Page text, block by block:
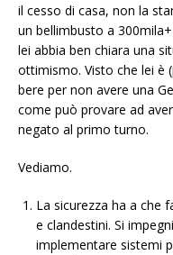
il cesso di casa, non la
un bellimbusto a
lei abbia ben chiara una
ottimismo. Visto che lei è
bere per non avere una
come può provare ad
negato al primo turno.
Vediamo.
La sicurezza ha a che
e clandestini. Si
implementare sistemi